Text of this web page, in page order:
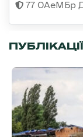
77 ОАеМБр
ПУБЛІКАЦІЇ